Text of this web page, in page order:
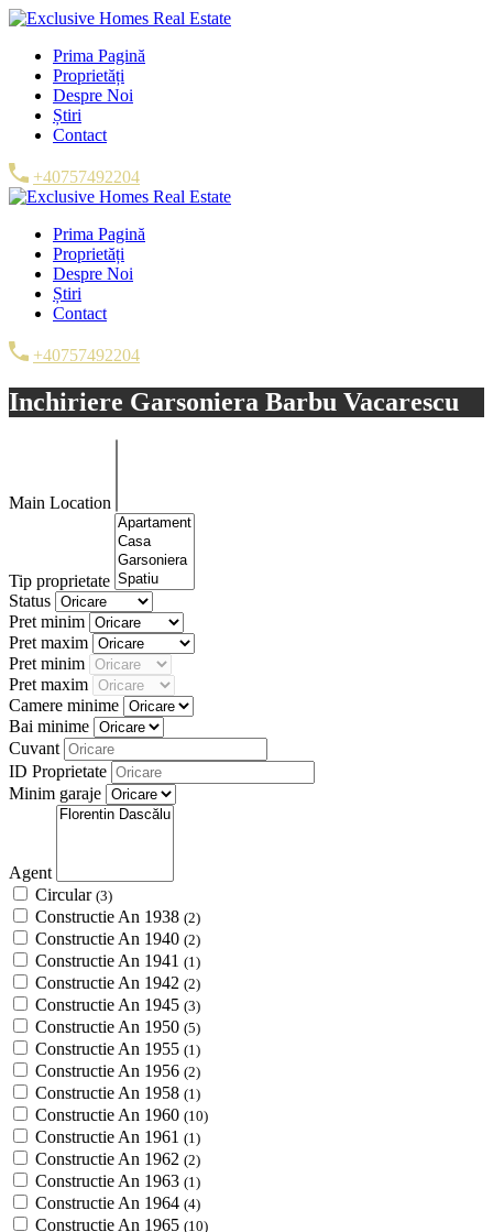
Prima Pagină
Proprietăți
Despre Noi
Știri
Contact
+40757492204
Prima Pagină
Proprietăți
Despre Noi
Știri
Contact
+40757492204
Inchiriere Garsoniera Barbu Vacarescu
Main Location
Tip proprietate
Status
Pret minim
Pret maxim
Pret minim
Pret maxim
Camere minime
Bai minime
Cuvant
ID Proprietate
Minim garaje
Agent
Circular (3)
Constructie An 1938 (2)
Constructie An 1940 (2)
Constructie An 1941 (1)
Constructie An 1942 (2)
Constructie An 1945 (3)
Constructie An 1950 (5)
Constructie An 1955 (1)
Constructie An 1956 (2)
Constructie An 1958 (1)
Constructie An 1960 (10)
Constructie An 1961 (1)
Constructie An 1962 (2)
Constructie An 1963 (1)
Constructie An 1964 (4)
Constructie An 1965 (10)